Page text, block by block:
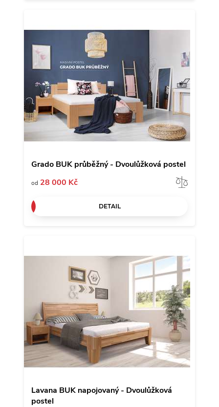
Grado BUK průběžný - Dvoulůžková postel
od 28 000 Kč
DETAIL
Lavana BUK napojovaný - Dvoulůžková
postel